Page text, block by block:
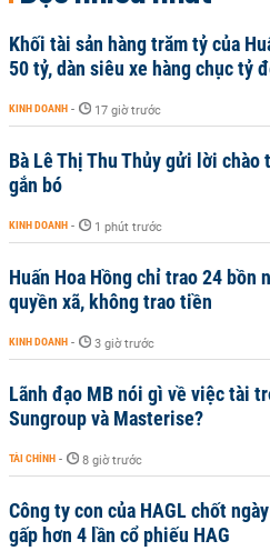
Khối tài sản hàng trăm tỷ của
50 tỷ, dàn siêu xe hàng chục tỷ
KINH DOANH - 17 giờ trước
Bà Lê Thị Thu Thủy gửi lời chào
gắn bó
KINH DOANH - 1 phút trước
Huấn Hoa Hồng chỉ trao 24 bồn
quyền xã, không trao tiền
KINH DOANH - 3 giờ trước
Lãnh đạo MB nói gì về việc tài
Sungroup và Masterise?
TÀI CHÍNH - 8 giờ trước
Công ty con của HAGL chốt
gấp hơn 4 lần cổ phiếu HAG